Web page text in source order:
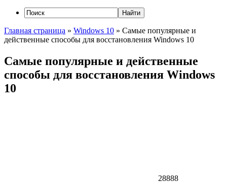
Главная страница » Windows 10 » Самые популярные и
действенные способы для восстановления Windows 10
Самые популярные и действенные
способы для восстановления Windows
10
28888